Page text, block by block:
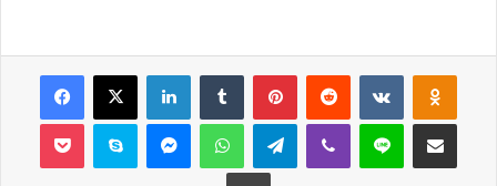
Facebook
X LinkedInTumblr PinterestReddit VKontakte
Pocket Skype MessengerWhatsAppTelegramViber Line E-Posta ile
Yazdır